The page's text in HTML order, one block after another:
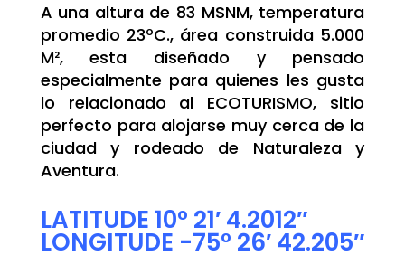
A una altura de 83 MSNM, temperatura
promedio 23ºC., área construida 5.000
M², esta diseñado y pensado
especialmente para quienes les gusta
lo relacionado al ECOTURISMO, sitio
perfecto para alojarse muy cerca de la
ciudad y rodeado de Naturaleza y
Aventura.
LATITUDE 10° 21′ 4.2012″
LONGITUDE -75° 26′ 42.205″